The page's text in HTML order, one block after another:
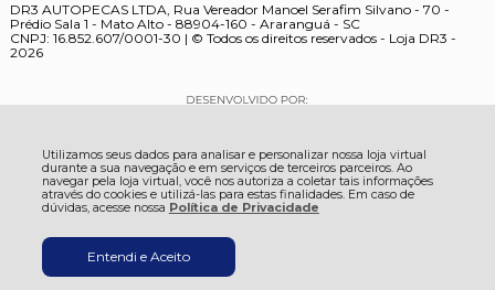
Utilizamos seus dados para analisar e personalizar nossa loja virtual
durante a sua navegação e em serviços de terceiros parceiros. Ao
navegar pela loja virtual, você nos autoriza a coletar tais informações
através do cookies e utilizá-las para estas finalidades. Em caso de
dúvidas, acesse nossa Política de Privacidade
Entendi e Aceito
DR3 AUTOPECAS LTDA, Rua Vereador Manoel Serafim Silvano - 70 -
Prédio Sala 1 - Mato Alto - 88904-160 - Araranguá - SC
CNPJ: 16.852.607/0001-30 | © Todos os direitos reservados - Loja DR3 -
2026